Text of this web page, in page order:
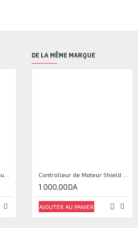
PROSKIT 8S005 Professionnel Pâte À Souder 50gr
500,00DA
AJOUTER AU PANIER
DE LA MÊME MARQUE
1 000,00DA
AJOUTER AU PANIER